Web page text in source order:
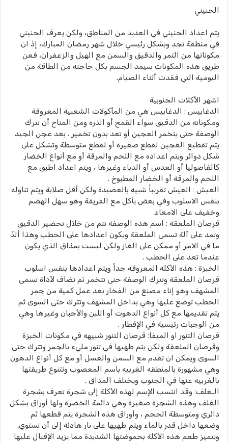
الحنيني
يتم اعداد الحنيني في العديد من المناطق، ولكن يعرف الحنيني
في منطقة نجد وبشكل رئيسي خلال شهر رمضان المبارك، إذ ان
مكوناتها من التمر والدقيق والسمن مع الهيل والزعفران، فعن
طريق هذه المكونات سيمد الجسم بكل حاجته من الطاقة من
اليومية التي فقدت أثناء الصيام.
اشهر الأكلات الجنوبية
الدغابيس : الدغابيس هي من المأكولات الشعبية المعروفة
ومكوناته من الدقيق سواء القمح أو الذره ومن المتاح أن تترك
الوصفة حتى يتخمر العجين أو تعد بدون تخمير . بعد عجن الجيد
يتم تقطيع العجين لقطع صغيرة أو لقطع متوسطة وتشكل على
شكل دوائر ويتم اعداده مع اللحم والمرقة أو مع أنواع الخضار
كالفاصوليا أو العدس أو الدباء وغيرها ، ويتم اعداد اطبق مع
اللحم والمرقة أو الخضار المطبوخ .
العيش : العيش تقريباً شبيه بالعصيدة ولكن أقل صلابة ويتم تناوله
بنفس الاسلوب وفي بعض يأكل مع الفريقة وهو سهل الهضم
وخفيف على الامعاء.
قرصان الملعقة : اسم هذه الوصفة تتم من خلال تحضير الدقيق
وتمد على آلة تسمى الملعقة ويكون اعدادها على الحطب وهذا ألذّ
ما في الامر أو ممكن على الغاز ولكن ليست بمذاق الذي يكون
عندما تعد على الحطب .
الخبزة : هذه الأكلة المعروفة جداً ويتم اعدادها بنفس اسلوب
قرصان الملعقة وتترك الوصفة حتى تتخمر ثم تضاف لآداة تسمى
المشهف وهو إناء مصنع من الفخار بعد عمل كمية من جمر
الحطب توضع عليها وهي بداخل المشهف وتترك حتى السوى ثم
يتم تقديمها مع كل أنواع الدهوت أو اللبن والأجبان وغيرها وهي
من الوجبات رئيسية في الإفطار .
قرصان التنور او الميفا: قرصان التنور شبيهه في مكونات الخبزة
وقرصان الملعقة ولكن يتم طهيها في تنور مليء بالجمر وتترك حتى
السوى ويمكن ان تقدم مع السمن والعسل أو مع كل أنواع الدهون
وهي مشهورة بالمنطقه الغربيه باسم المعصوب وتتنوع طريقتها
بالغربيه عنها في الجنوب ويختلف المذاق .
الـغلف: وقد انتسب الإسم لهذه الأكلة إلى شجرة تعرف بشجرة
الغلف وهذه الشجرة صغيرة وهي دائمة الخضرة ولها أوراق بشكل
دائري ومتوسطة الحجم ، وأوراق هذه الشجرة يتم قطعها ثم
وضعها داخل قدر بالماء ويتم طهيها على نار هادئة إلى أن تستوي.
ويتميز طعم هذه الأكلة بحموضتها الشديدة مما يزيد الإقبال عليها